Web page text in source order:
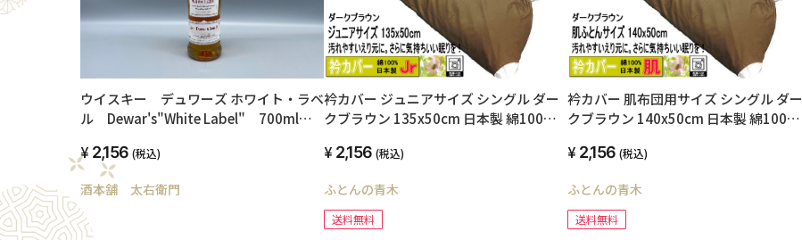
ウイスキー デュワーズ ホワイト・ラベ
ル Dewar's"White Label" 700ml
2,156 (税込)
酒本舗 太右衛門
衿カバー ジュニアサイズ シングル ダー
クブラウン 135x50cm 日本製 綿100%
高級ブロード 国産生地 洗える ウォッシ
シングルサイズ掛け布団用 汚れ防止 介
護用 ハンドメイド オリジナル 丁寧な縫
2,156 (税込)
ふとんの青木
送料無料
衿カバー 肌布団用サイズ シングル ダー
クブラウン 140x50cm 日本製 綿100%
高級ブロード 国産生地 洗える ウォッシ
シングルサイズ掛け布団用 汚れ防止 介
護用 ハンドメイド オリジナル 丁寧な縫
2,156 (税込)
ふとんの青木
送料無料